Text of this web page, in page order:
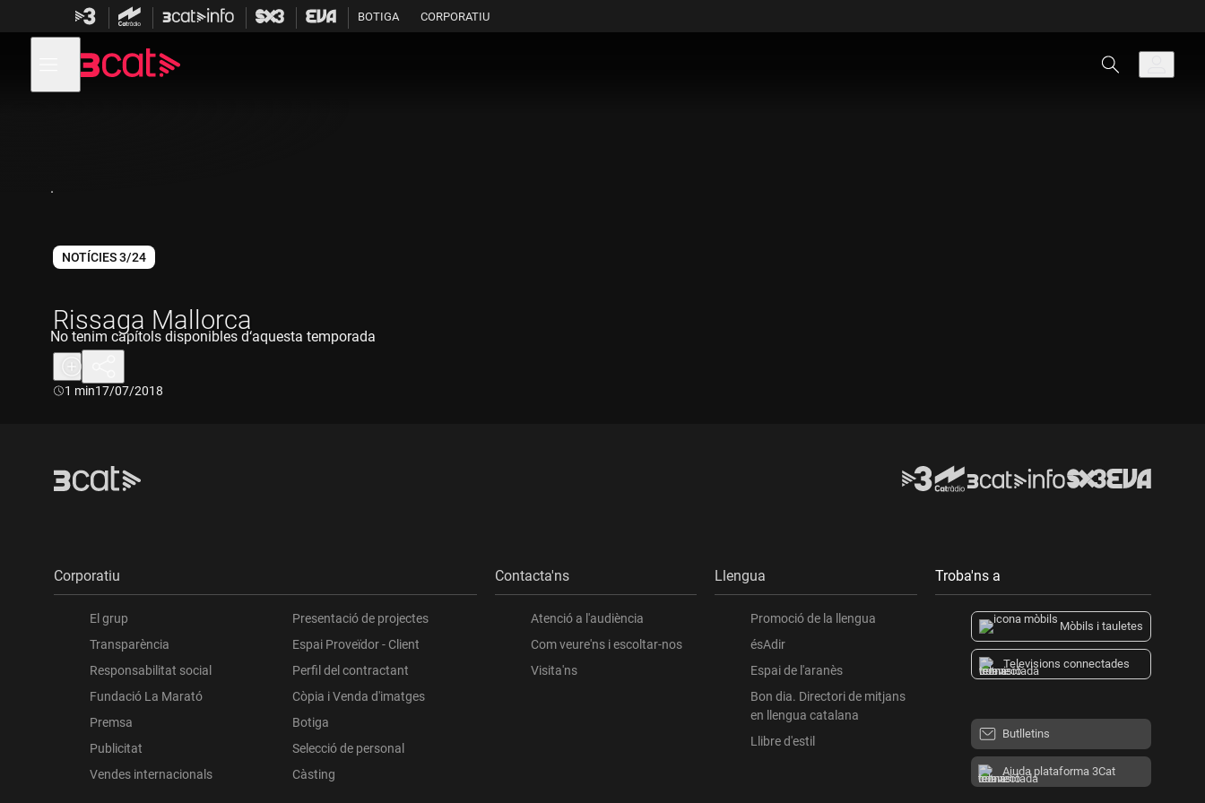
contingut
BOTIGA CORPORATIU
menú
de
NOTÍCIES 3/24
Rissaga Mallorca
Durada:
1 min17/07/2018
.
No tenim capítols disponibles d‘aquesta temporada
Corporatiu
El grup
Transparència
Responsabilitat social
Fundació La Marató
Premsa
Publicitat
Vendes internacionals
Presentació de projectes
Espai Proveïdor - Client
Perfil del contractant
Còpia i Venda d'imatges
Botiga
Selecció de personal
Càsting
Contacta'ns
Atenció a l'audiència
Com veure'ns i escoltar-nos
Visita'ns
Llengua
Promoció de la llengua
ésAdir
Espai de l'aranès
Bon dia. Directori de mitjans
en llengua catalana
Llibre d'estil
Troba'ns a
Mòbils i tauletes
Televisions connectades
Butlletins
Ajuda plataforma 3Cat